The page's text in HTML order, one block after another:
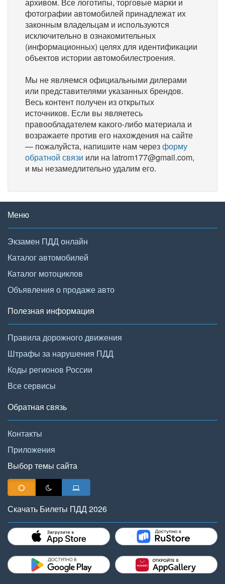
фотографии автомобилей принадлежат их
законным владельцам и используются
исключительно в ознакомительных
(информационных) целях для идентификации
объектов истории автомобилестроения.
Мы не являемся официальными дилерами
или представителями указанных брендов.
Весь контент получен из открытых
источников. Если вы являетесь
правообладателем какого-либо материала и
возражаете против его нахождения на сайте
— пожалуйста, напишите нам черезформу
обратной связи или на latrom177@gmail.com,
и мы незамедлительно удалим его.
Меню
Экзамен ПДД онлайн
Каталог автомобилей
Каталог мотоциклов
Объявления о продаже авто
Полезная информация
Правила дорожного движения
Штрафы за нарушения ПДД
Коды регионов России
Все сервисы
Обратная связь
Контакты
Приложения
Выбор темы сайта
Скачать Билеты ПДД 2026